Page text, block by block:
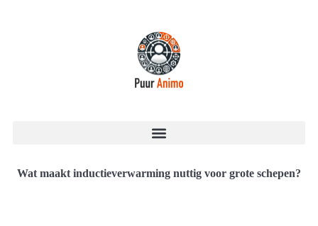
Wat maakt inductieverwarming nuttig voor grote schepen?